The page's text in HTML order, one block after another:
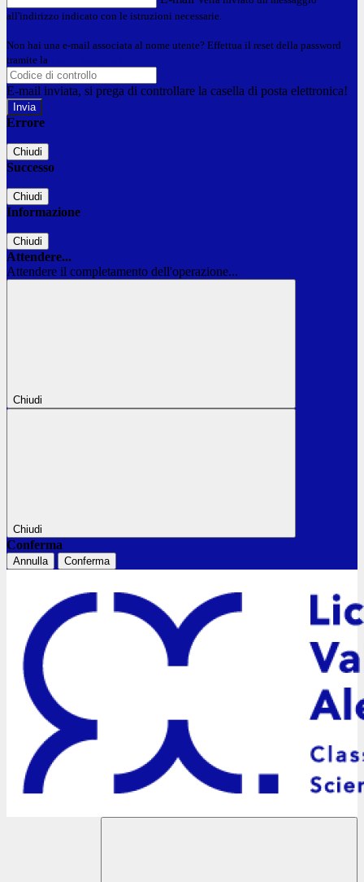
all'indirizzo indicato con le istruzioni necessarie.
Non hai una e-mail associata al nome utente? Effettua il reset della password
tramite la
E-mail inviata, si prega di controllare la casella di posta elettronica!
Errore
Chiudi
Successo
Chiudi
Informazione
Chiudi
Attendere...
Attendere il completamento dell'operazione...
Chiudi
Chiudi
Conferma
Annulla Conferma